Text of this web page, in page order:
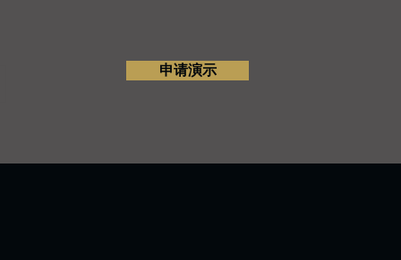
申请演示